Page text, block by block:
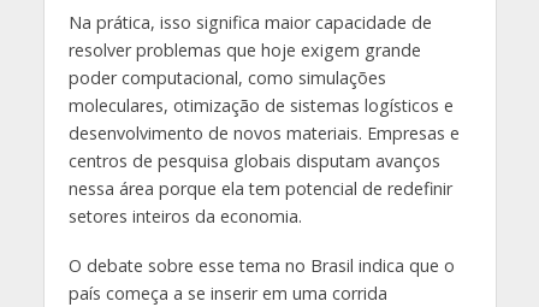
Na prática, isso significa maior capacidade de
resolver problemas que hoje exigem grande
poder computacional, como simulações
moleculares, otimização de sistemas logísticos e
desenvolvimento de novos materiais. Empresas e
centros de pesquisa globais disputam avanços
nessa área porque ela tem potencial de redefinir
setores inteiros da economia.
O debate sobre esse tema no Brasil indica que o
país começa a se inserir em uma corrida